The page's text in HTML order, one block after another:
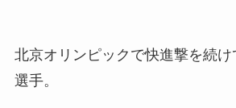
北京オリンピックで快進撃を続
選手。